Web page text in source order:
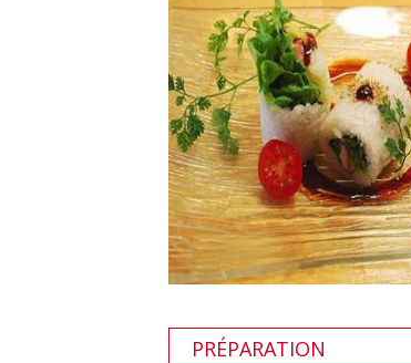
PRÉPARATION